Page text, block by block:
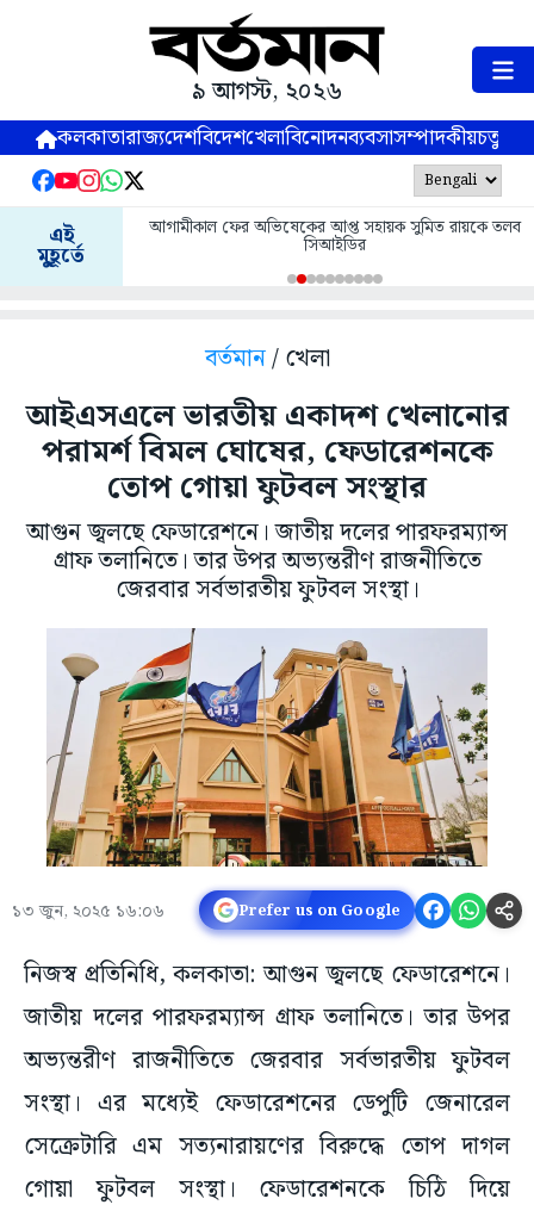
৯ আগস্ট, ২০২৬
কলকাতারাজ্যদেশবিদেশখেলাবিনোদনব্যবসাসম্পাদকীয়
এই
মুহূর্তে
আগামীকাল ফের অভিষেকের আপ্ত সহায়ক সুমিত রায়কে তলব
সিআইডির
বর্তমান/ খেলা
আইএসএলে ভারতীয় একাদশ খেলানোর
পরামর্শ বিমল ঘোষের, ফেডারেশনকে
তোপ গোয়া ফুটবল সংস্থার
আগুন জ্বলছে ফেডারেশনে। জাতীয় দলের পারফরম্যান্স
গ্রাফ তলানিতে। তার উপর অভ্যন্তরীণ রাজনীতিতে
জেরবার সর্বভারতীয় ফুটবল সংস্থা।
১৩ জুন, ২০২৫ ১৬:০৬ Prefer us on Google
নিজস্ব প্রতিনিধি, কলকাতা: আগুন জ্বলছে ফেডারেশনে।
জাতীয় দলের পারফরম্যান্স গ্রাফ তলানিতে। তার উপর
অভ্যন্তরীণ রাজনীতিতে জেরবার সর্বভারতীয় ফুটবল
সংস্থা। এর মধ্যেই ফেডারেশনের ডেপুটি জেনারেল
সেক্রেটারি এম সত্যনারায়ণের বিরুদ্ধে তোপ দাগল
গোয়া ফুটবল সংস্থা। ফেডারেশনকে চিঠি দিয়ে